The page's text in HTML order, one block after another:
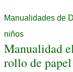
Manualidades de
niños
Manualidad
rollo de